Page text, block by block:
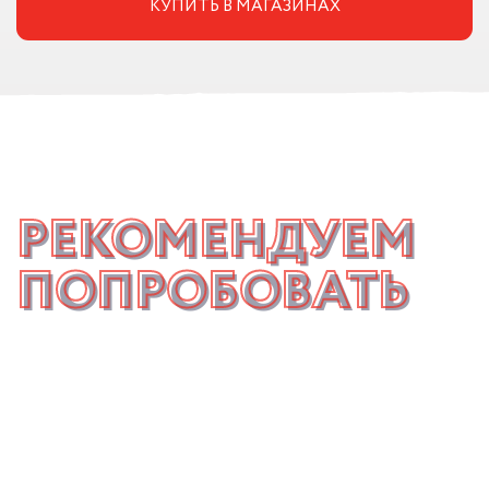
КУПИТЬ В МАГАЗИНАХ
РЕКОМЕНДУЕМ
ПОПРОБОВАТЬ